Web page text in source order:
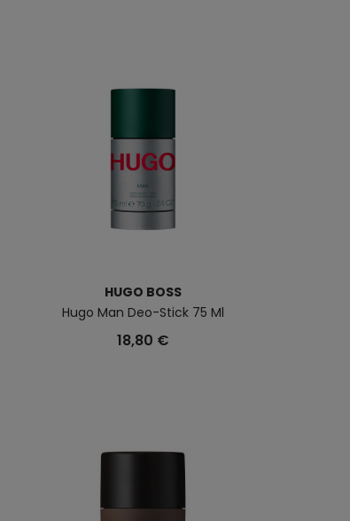
HUGO BOSS
Hugo Man Deo-Stick 75 Ml
18,80 €